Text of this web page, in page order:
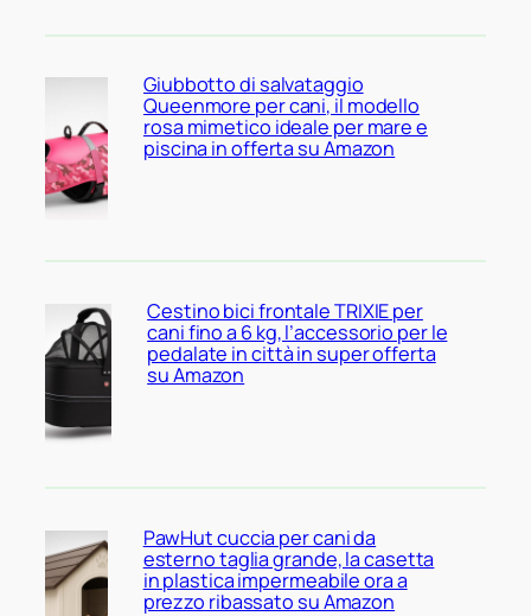
Giubbotto di salvataggio
Queenmore per cani, il modello
rosa mimetico ideale per mare e
piscina in offerta su Amazon
Cestino bici frontale TRIXIE per
cani fino a 6 kg, l’accessorio per le
pedalate in città in super offerta
su Amazon
PawHut cuccia per cani da
esterno taglia grande, la casetta
in plastica impermeabile ora a
prezzo ribassato su Amazon